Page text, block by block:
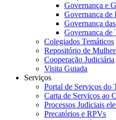
Governança e
Governança de
Governança
Governança de
Colegiados Temáticos
Repositório de
Cooperação Judiciária
Visita Guiada
Serviços
Portal de Serviços do
Carta de Serviços ao
Processos Judiciais
Precatórios e RPVs